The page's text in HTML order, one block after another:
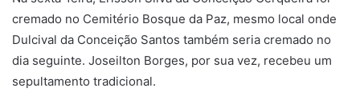
cremado no Cemitério Bosque da Paz, mesmo local onde
Dulcival da Conceição Santos também seria cremado no
dia seguinte. Joseilton Borges, por sua vez, recebeu um
sepultamento tradicional.